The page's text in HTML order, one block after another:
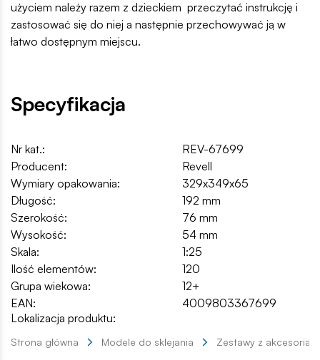
użyciem należy razem z dzieckiem przeczytać instrukcję i
zastosować się do niej a następnie przechowywać ją w
łatwo dostępnym miejscu.
Specyfikacja
Nr kat.:
REV-67699
Producent:
Revell
Wymiary opakowania:
329x349x65
Długość:
192 mm
Szerokość:
76 mm
Wysokość:
54 mm
Skala:
1:25
Ilość elementów:
120
Grupa wiekowa:
12+
EAN:
4009803367699
Lokalizacja produktu:
Strona główna Modele do sklejania Zestawy z akcesoriami